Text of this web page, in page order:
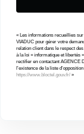
« Les informations recueillies
VIADUC pour gérer votre
relation client dans le respect
à la loi « informatique et libertés
rectifier en contactant AGENCE
l'existence de la liste
https://www.bloctel.gouv.fr/ »